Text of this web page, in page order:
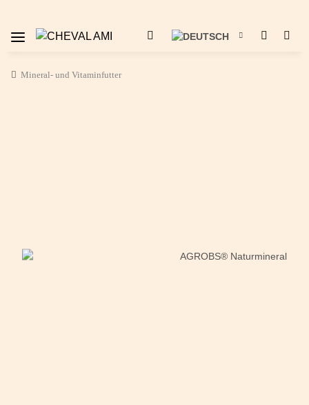
Mineral- und Vitaminfutter